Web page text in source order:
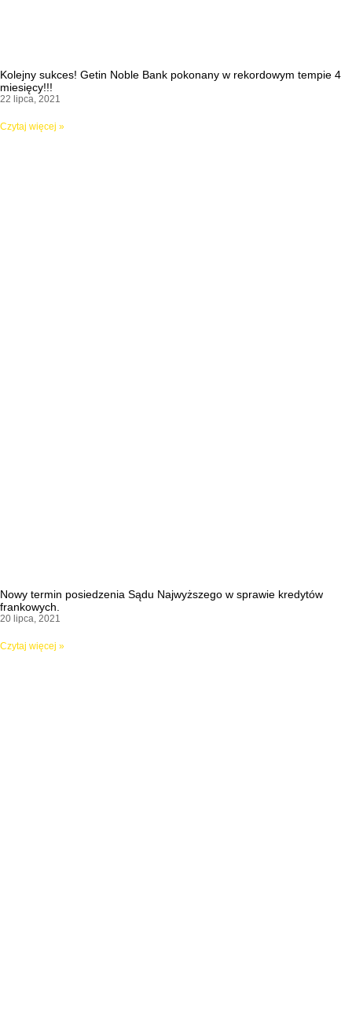
Kolejny sukces! Getin Noble Bank pokonany w rekordowym tempie 4
miesięcy!!!
22 lipca, 2021
Czytaj więcej »
Nowy termin posiedzenia Sądu Najwyższego w sprawie kredytów
frankowych.
20 lipca, 2021
Czytaj więcej »